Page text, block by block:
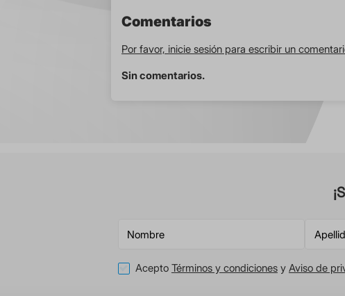
Comentarios
Por favor, inicie sesión para escribir un
Sin comentarios.
Acepto Términos y condicionesy Aviso de